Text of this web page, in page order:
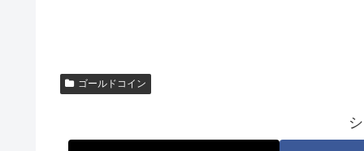
ゴールドコイン